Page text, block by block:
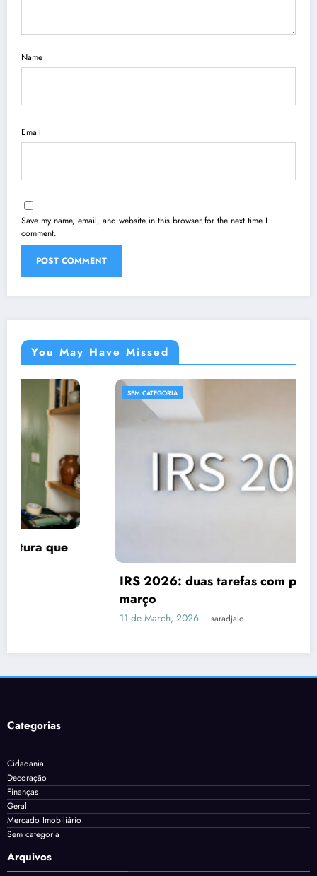
Name
Email
Save my name, email, and website in this browser for the next time I
comment.
You May Have Missed
SEM CATEGORIA
IRS 2026: duas tarefas com prazo até 31 de
saradjalo
Categorias
Cidadania
Decoração
Finanças
Geral
Mercado Imobiliário
Sem categoria
Arquivos